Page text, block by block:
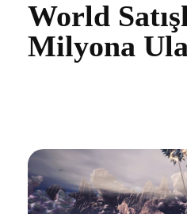
World
Milyona